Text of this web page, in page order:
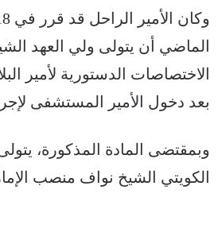
الماضي أن يتولى ولي العهد
الاختصاصات الدستورية لأمير
بعد دخول الأمير المستشفى
وبمقتضى المادة المذكورة،
الكويتي الشيخ نواف منصب